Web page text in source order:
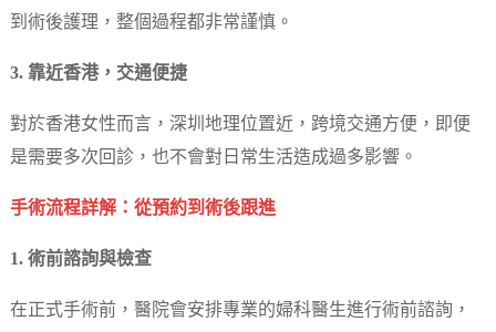
到術後護理，整個過程都非常謹慎。
3. 靠近香港，交通便捷
對於香港女性而言，深圳地理位置近，跨境交通方便，即便
是需要多次回診，也不會對日常生活造成過多影響。
手術流程詳解：從預約到術後跟進
1. 術前諮詢與檢查
在正式手術前，醫院會安排專業的婦科醫生進行術前諮詢，